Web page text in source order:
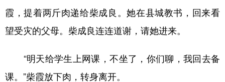
霞，提着两斤肉递给柴成良。她在县城教书，回来看
望受灾的父母。柴成良连连道谢，请她进来。
“明天给学生上网课，不坐了，你们聊，我回去备
课。”柴霞放下肉，转身离开。